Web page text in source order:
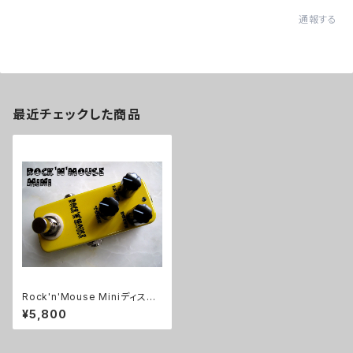
通報する
最近チェックした商品
Rock'n'Mouse Miniディスト
ーションキット【BASIC KIT】
¥5,800